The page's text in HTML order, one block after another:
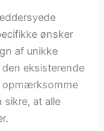
ønsker
af unikke
eksisterende
opmærksomme
sikre, at alle